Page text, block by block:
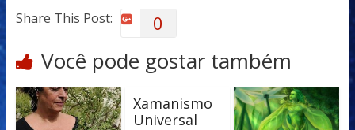
Share This Post: 0
Você pode gostar também
Xamanismo
Universal